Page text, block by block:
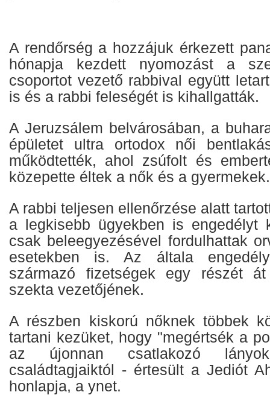
A rendőrség a hozzájuk érkezett
hónapja kezdett nyomozást a
csoportot vezető rabbival együtt
is és a rabbi feleségét is kihallgatták.
A Jeruzsálem belvárosában, a
épületet ultra ortodox női
működtették, ahol zsúfolt és
közepette éltek a nők és a gyermekek.
A rabbi teljesen ellenőrzése alatt
a legkisebb ügyekben is engedélyt
csak beleegyezésével fordulhattak
esetekben is. Az általa
származó fizetségek egy részét
szekta vezetőjének.
A részben kiskorú nőknek többek
tartani kezüket, hogy "megértsék a
az újonnan csatlakozó
családtagjaiktól - értesült a Jediót
honlapja, a ynet.